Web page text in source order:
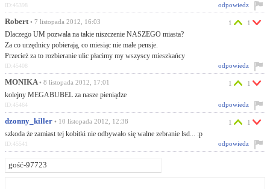
odpowiedz
ID:45398
Robert• 7 listopada 2012, 16:03
Dlaczego UM pozwala na takie niszczenie NASZEGO miasta?
Za co urzędnicy pobierają, co miesiąc nie małe pensje.
Przecież za to rozbieranie ulic płacimy my wszyscy mieszkańcy
1 1
odpowiedz
ID:45408
MONIKA• 8 listopada 2012, 17:01
kolejny MEGABUBEL za nasze pieniądze
1 1
odpowiedz
ID:45464
dzonny_killer • 10 listopada 2012, 12:38
szkoda że zamiast tej kobitki nie odbywało się walne zebranie lsd... :p
1 1
odpowiedz
ID:45541